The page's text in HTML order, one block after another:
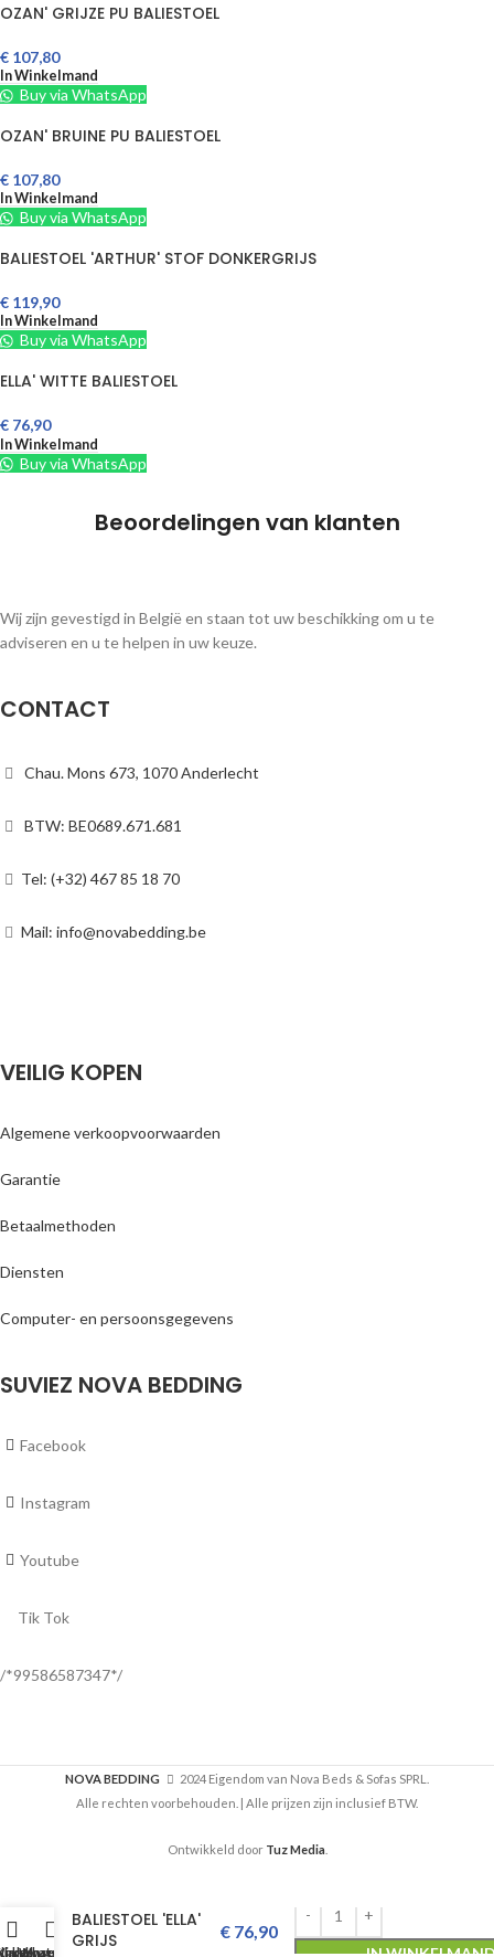
OZAN' GRIJZE PU BALIESTOEL
€ 107,80
In Winkelmand
Buy via WhatsApp
OZAN' BRUINE PU BALIESTOEL
€ 107,80
In Winkelmand
Buy via WhatsApp
BALIESTOEL 'ARTHUR' STOF DONKERGRIJS
€ 119,90
In Winkelmand
Buy via WhatsApp
ELLA' WITTE BALIESTOEL
€ 76,90
In Winkelmand
Buy via WhatsApp
Beoordelingen van klanten
Wij zijn gevestigd in België en staan tot uw beschikking om u te
adviseren en u te helpen in uw keuze.
CONTACT
Chau. Mons 673, 1070 Anderlecht
BTW: BE0689.671.681
Tel: (+32) 467 85 18 70
Mail: info@novabedding.be
VEILIG KOPEN
Algemene verkoopvoorwaarden
Garantie
Betaalmethoden
Diensten
Computer- en persoonsgegevens
SUVIEZ NOVA BEDDING
Facebook
Instagram
Youtube
Tik Tok
/*99586587347*/
NOVA BEDDING
2024 Eigendom van Nova Beds & Sofas SPRL.
Alle rechten voorbehouden. | Alle prijzen zijn inclusief BTW.
Ontwikkeld door Tuz Media.
BALIESTOEL 'ELLA'
GRIJS
€ 76,90
IN
WhatsApp